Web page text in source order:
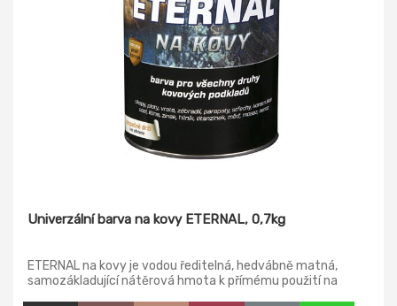
Univerzální barva na kovy ETERNAL, 0,7kg
ETERNAL na kovy je vodou ředitelná, hedvábně matná,
samozákladující nátěrová hmota k přímému použití na